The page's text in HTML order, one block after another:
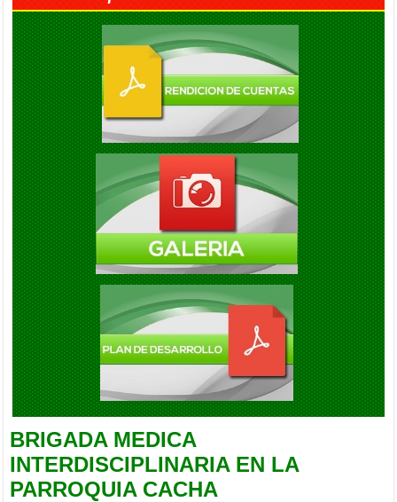
FELIZ DÍA DE LAS MADRES
Viernes, 05 Junio 2026 14:41
EXITO EN LA INAUGURACION DEL CAMPEONATO DE
FUTBOL DIE ESTRELLAS
Viernes, 05 Septiembre 2025 20:08
ENTREGA DE KITS ALIMENTARIOS EN LA COMUNIDAD DE
GAUBUG
Viernes, 05 Septiembre 2025 20:04
BRIGADA MEDICA INTERDISCIPLINARIA EN LA PARROQUIA
CACHA
Viernes, 05 Septiembre 2025 20:00
BRIGADA MEDICA
INTERDISCIPLINARIA EN LA
PARROQUIA CACHA